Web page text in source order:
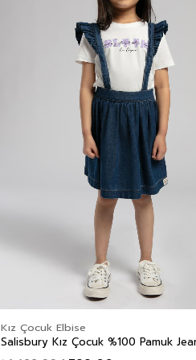
Kız Çocuk Elbise